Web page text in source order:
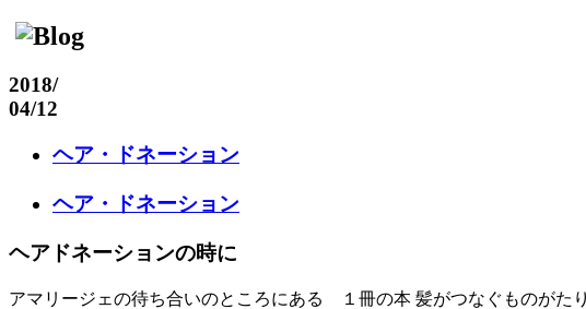
2018/
04/12
ヘア・ドネーション
ヘア・ドネーション
ヘアドネーションの時に
アマリージェの待ち合いのところにある １冊の本 髪がつなぐものがた